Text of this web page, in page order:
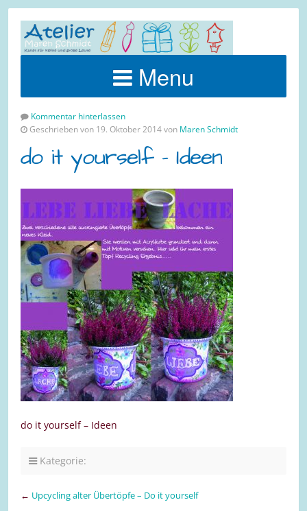
Menu
Kommentar hinterlassen
Geschrieben von 19. Oktober 2014 von Maren Schmidt
do it yourself – Ideen
do it yourself – Ideen
Kategorie:
← Upcycling alter Übertöpfe – Do it yourself